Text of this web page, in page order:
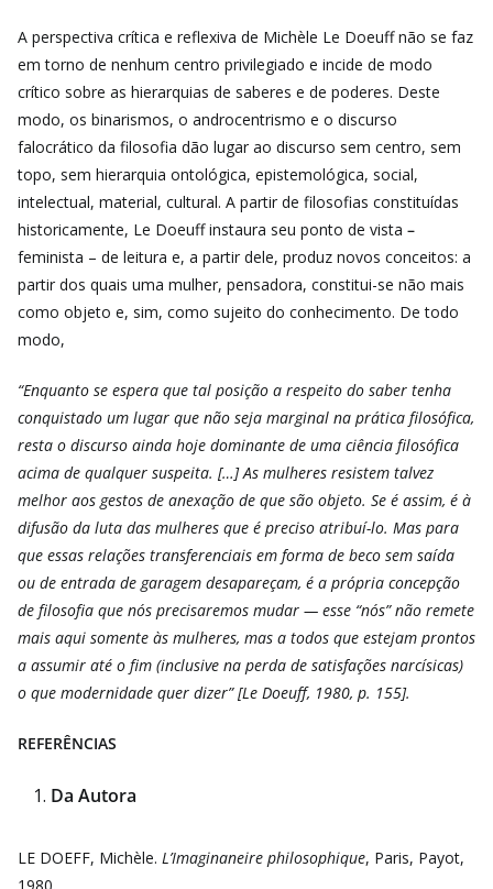
A perspectiva crítica e reflexiva de Michèle Le Doeuff não se faz
em torno de nenhum centro privilegiado e incide de modo
crítico sobre as hierarquias de saberes e de poderes. Deste
modo, os binarismos, o androcentrismo e o discurso
falocrático da filosofia dão lugar ao discurso sem centro, sem
topo, sem hierarquia ontológica, epistemológica, social,
intelectual, material, cultural. A partir de filosofias constituídas
historicamente, Le Doeuff instaura seu ponto de vista –
feminista – de leitura e, a partir dele, produz novos conceitos: a
partir dos quais uma mulher, pensadora, constitui-se não mais
como objeto e, sim, como sujeito do conhecimento. De todo
modo,
“Enquanto se espera que tal posição a respeito do saber tenha
conquistado um lugar que não seja marginal na prática filosófica,
resta o discurso ainda hoje dominante de uma ciência filosófica
acima de qualquer suspeita. […] As mulheres resistem talvez
melhor aos gestos de anexação de que são objeto. Se é assim, é à
difusão da luta das mulheres que é preciso atribuí-lo. Mas para
que essas relações transferenciais em forma de beco sem saída
ou de entrada de garagem desapareçam, é a própria concepção
de filosofia que nós precisaremos mudar — esse “nós” não remete
mais aqui somente às mulheres, mas a todos que estejam prontos
a assumir até o fim (inclusive na perda de satisfações narcísicas)
o que modernidade quer dizer” [Le Doeuff, 1980, p. 155].
REFERÊNCIAS
Da Autora
LE DOEFF, Michèle. L’Imaginaneire philosophique, Paris, Payot,